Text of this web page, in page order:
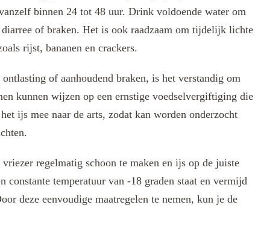
binnen 24 tot 48 uur. Drink voldoende water om
of braken. Het is ook raadzaam om tijdelijk lichte
rijst, bananen en crackers.
of aanhoudend braken, is het verstandig om
kunnen wijzen op een ernstige voedselvergiftiging die
ijs mee naar de arts, zodat kan worden onderzocht
regelmatig schoon te maken en ijs op de juiste
temperatuur van -18 graden staat en vermijd
deze eenvoudige maatregelen te nemen, kun je de